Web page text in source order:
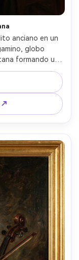
anciano en un
globo
formando un
sombras
mirada
apagados, fina
íntimo y
de
↗